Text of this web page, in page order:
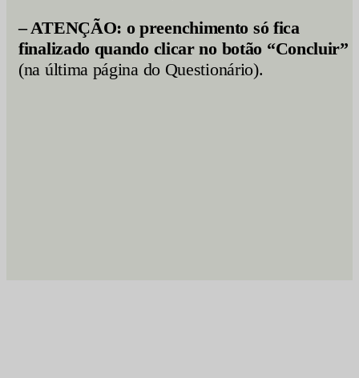
– ATENÇÃO: o preenchimento só fica
finalizado quando clicar no botão “Concluir”
(na última página do Questionário).